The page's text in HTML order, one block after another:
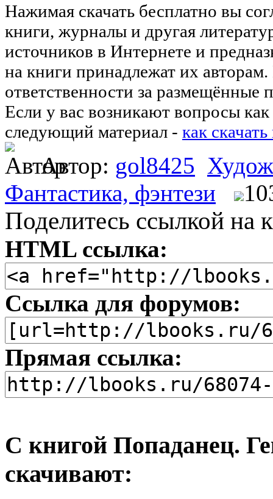
Нажимая скачать бесплатно вы
книги, журналы и другая
источников в Интернете и
на книги принадлежат их
ответственности за размещённые
Если у вас возникают вопросы как
следующий материал - как
Автор: gol8425
Фантастика, фэнтези
Поделитесь ссылкой на
HTML ссылка:
Ссылка для форумов:
Прямая ссылка:
С книгой Попаданец.
скачивают: